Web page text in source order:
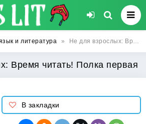
и литература » Не для взрослых: Время читать! Полка первая
Время читать! Полка первая
В закладки